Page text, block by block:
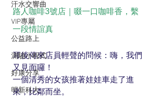
汗水交響曲
VIP專屬
公益路上
測驗小程式
好康分享
明新科大
路人咖啡3號店｜啜一口咖啡香，繫
一段情誼真
耳後傳來店員輕聲的問候：嗨，我們
又見面囉！
一個清秀的女孩推著娃娃車走了進
來，比鄰而坐。